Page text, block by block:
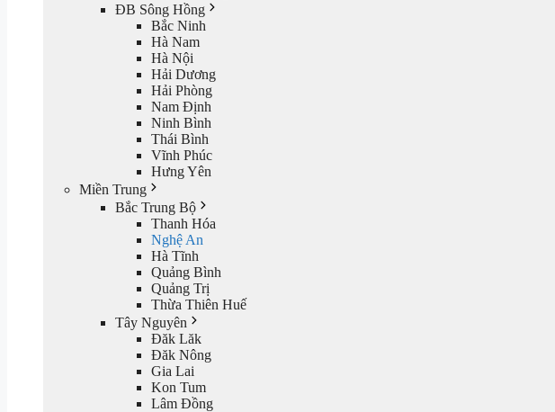
ĐB Sông Hồng
Bắc Ninh
Hà Nam
Hà Nội
Hải Dương
Hải Phòng
Nam Định
Ninh Bình
Thái Bình
Vĩnh Phúc
Hưng Yên
Miền Trung
Bắc Trung Bộ
Thanh Hóa
Nghệ An
Hà Tĩnh
Quảng Bình
Quảng Trị
Thừa Thiên Huế
Tây Nguyên
Đăk Lăk
Đăk Nông
Gia Lai
Kon Tum
Lâm Đồng